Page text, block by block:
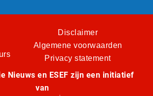
Disclaimer
Algemene voorwaarden
Privacy statement
Nieuws en ESEF zijn een initiatief
van